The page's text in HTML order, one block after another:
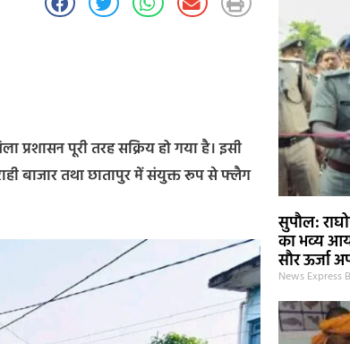
प्रशासन पूरी तरह सक्रिय हो गया है। इसी
बाजार तथा छातापुर में संयुक्त रूप से फ्लैग
सुपौल:
का भव्य
सौर ऊर्जा
News Express